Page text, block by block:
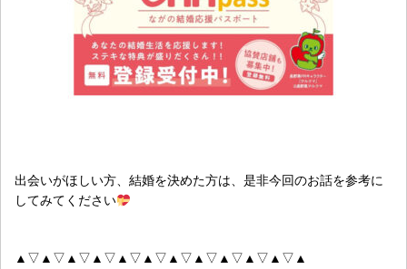
出会いがほしい方、結婚を決めた方は、是非今回のお話を参考に
してみてください
▲▽▲▽▲▽▲▽▲▽▲▽▲▽▲▽▲▽▲▽▲▽▲